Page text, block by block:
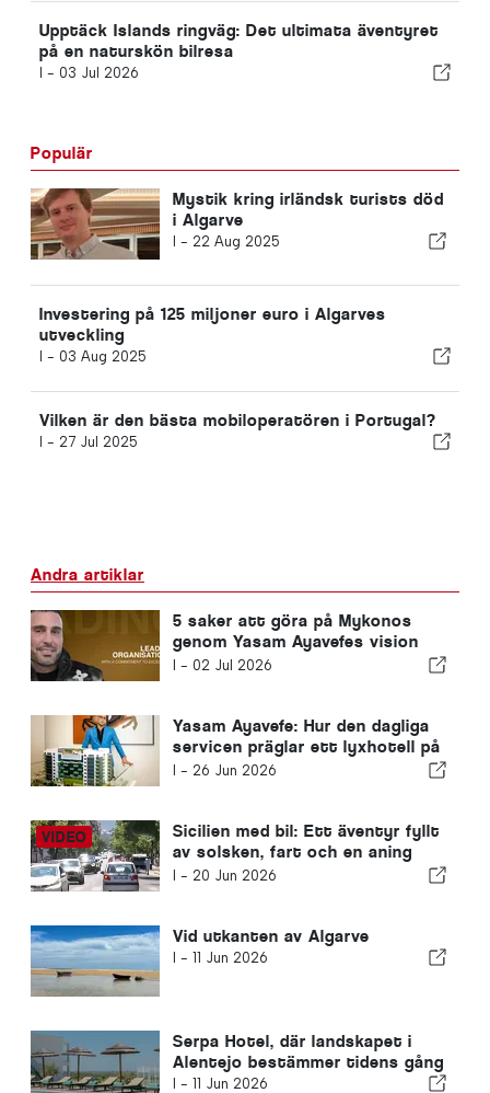
Upptäck Islands ringväg: Det ultimata äventyret
på en naturskön bilresa
I - 03 Jul 2026
Populär
Mystik kring irländsk turists död
i Algarve
I - 22 Aug 2025
Investering på 125 miljoner euro i Algarves
utveckling
I - 03 Aug 2025
Vilken är den bästa mobiloperatören i Portugal?
I - 27 Jul 2025
Andra artiklar
5 saker att göra på Mykonos
genom Yasam Ayavefes vision
om lugn och lyx
I - 02 Jul 2026
Yasam Ayavefe: Hur den dagliga
servicen präglar ett lyxhotell på
Mykonos
I - 26 Jun 2026
Sicilien med bil: Ett äventyr fyllt
av solsken, fart och en aning
spänning
I - 20 Jun 2026
Vid utkanten av Algarve
I - 11 Jun 2026
Serpa Hotel, där landskapet i
Alentejo bestämmer tidens gång
I - 11 Jun 2026